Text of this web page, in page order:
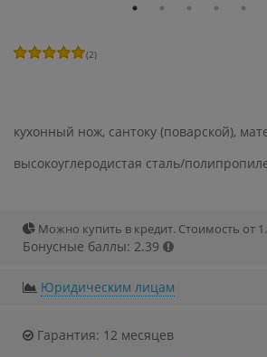
(2)
кухонный нож, сантоку (поварской),
высокоуглеродистая сталь/
Можно купить в кредит. Стоимость от
Бонусные баллы: 2.39
Юридическим лицам
Гарантия: 12 месяцев